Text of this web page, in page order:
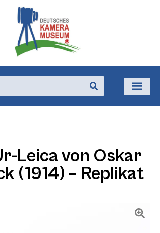
Leica von Oskar
(1914) – Replikat